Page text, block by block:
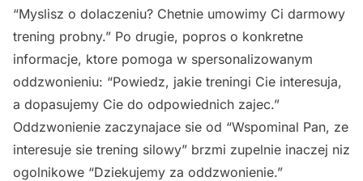
“Myslisz o dolaczeniu? Chetnie umowimy Ci darmowy
trening probny.” Po drugie, popros o konkretne
informacje, ktore pomoga w spersonalizowanym
oddzwonieniu: “Powiedz, jakie treningi Cie interesuja,
a dopasujemy Cie do odpowiednich zajec.”
Oddzwonienie zaczynajace sie od “Wspominal Pan, ze
interesuje sie trening silowy” brzmi zupelnie inaczej niz
ogolnikowe “Dziekujemy za oddzwonienie.”